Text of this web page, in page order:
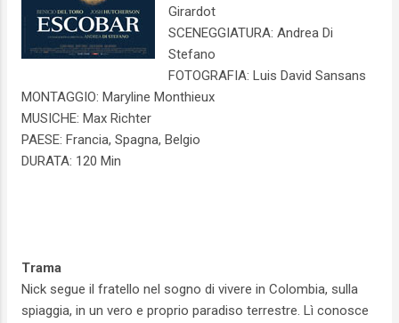
Girardot
SCENEGGIATURA: Andrea Di
Stefano
FOTOGRAFIA: Luis David Sansans
MONTAGGIO: Maryline Monthieux
MUSICHE: Max Richter
PAESE: Francia, Spagna, Belgio
DURATA: 120 Min
Trama
Nick segue il fratello nel sogno di vivere in Colombia, sulla
spiaggia, in un vero e proprio paradiso terrestre. Lì conosce